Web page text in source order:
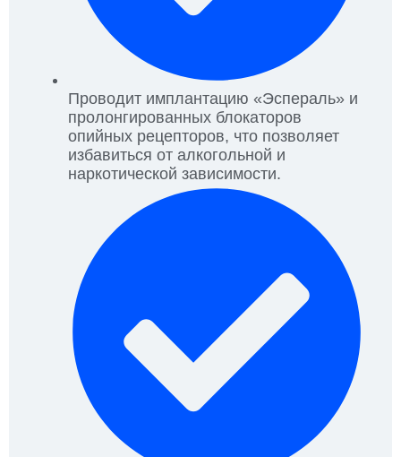
Проводит имплантацию «Эспераль» и
пролонгированных блокаторов
опийных рецепторов, что позволяет
избавиться от алкогольной и
наркотической зависимости.